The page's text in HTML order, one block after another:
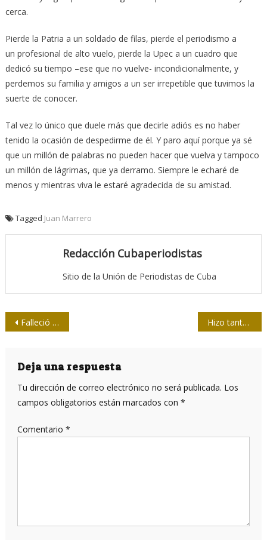
cerca.
Pierde la Patria a un soldado de filas, pierde el periodismo a
un profesional de alto vuelo, pierde la Upec a un cuadro que
dedicó su tiempo –ese que no vuelve- incondicionalmente, y
perdemos su familia y amigos a un ser irrepetible que tuvimos la
suerte de conocer.
Tal vez lo único que duele más que decirle adiós es no haber
tenido la ocasión de despedirme de él. Y paro aquí porque ya sé
que un millón de palabras no pueden hacer que vuelva y tampoco
un millón de lágrimas, que ya derramo. Siempre le echaré de
menos y mientras viva le estaré agradecida de su amistad.
Tagged Juan Marrero
Redacción Cubaperiodistas
Sitio de la Unión de Periodistas de Cuba
Navegación
entradas
Falleció Juan Marrero González, Premio Nacional de Periodismo “José Martí” Hizo tanto, hoy se afianza y queda para siempre
Deja una respuesta
Tu dirección de correo electrónico no será publicada. Los
campos obligatorios están marcados con *
Comentario *